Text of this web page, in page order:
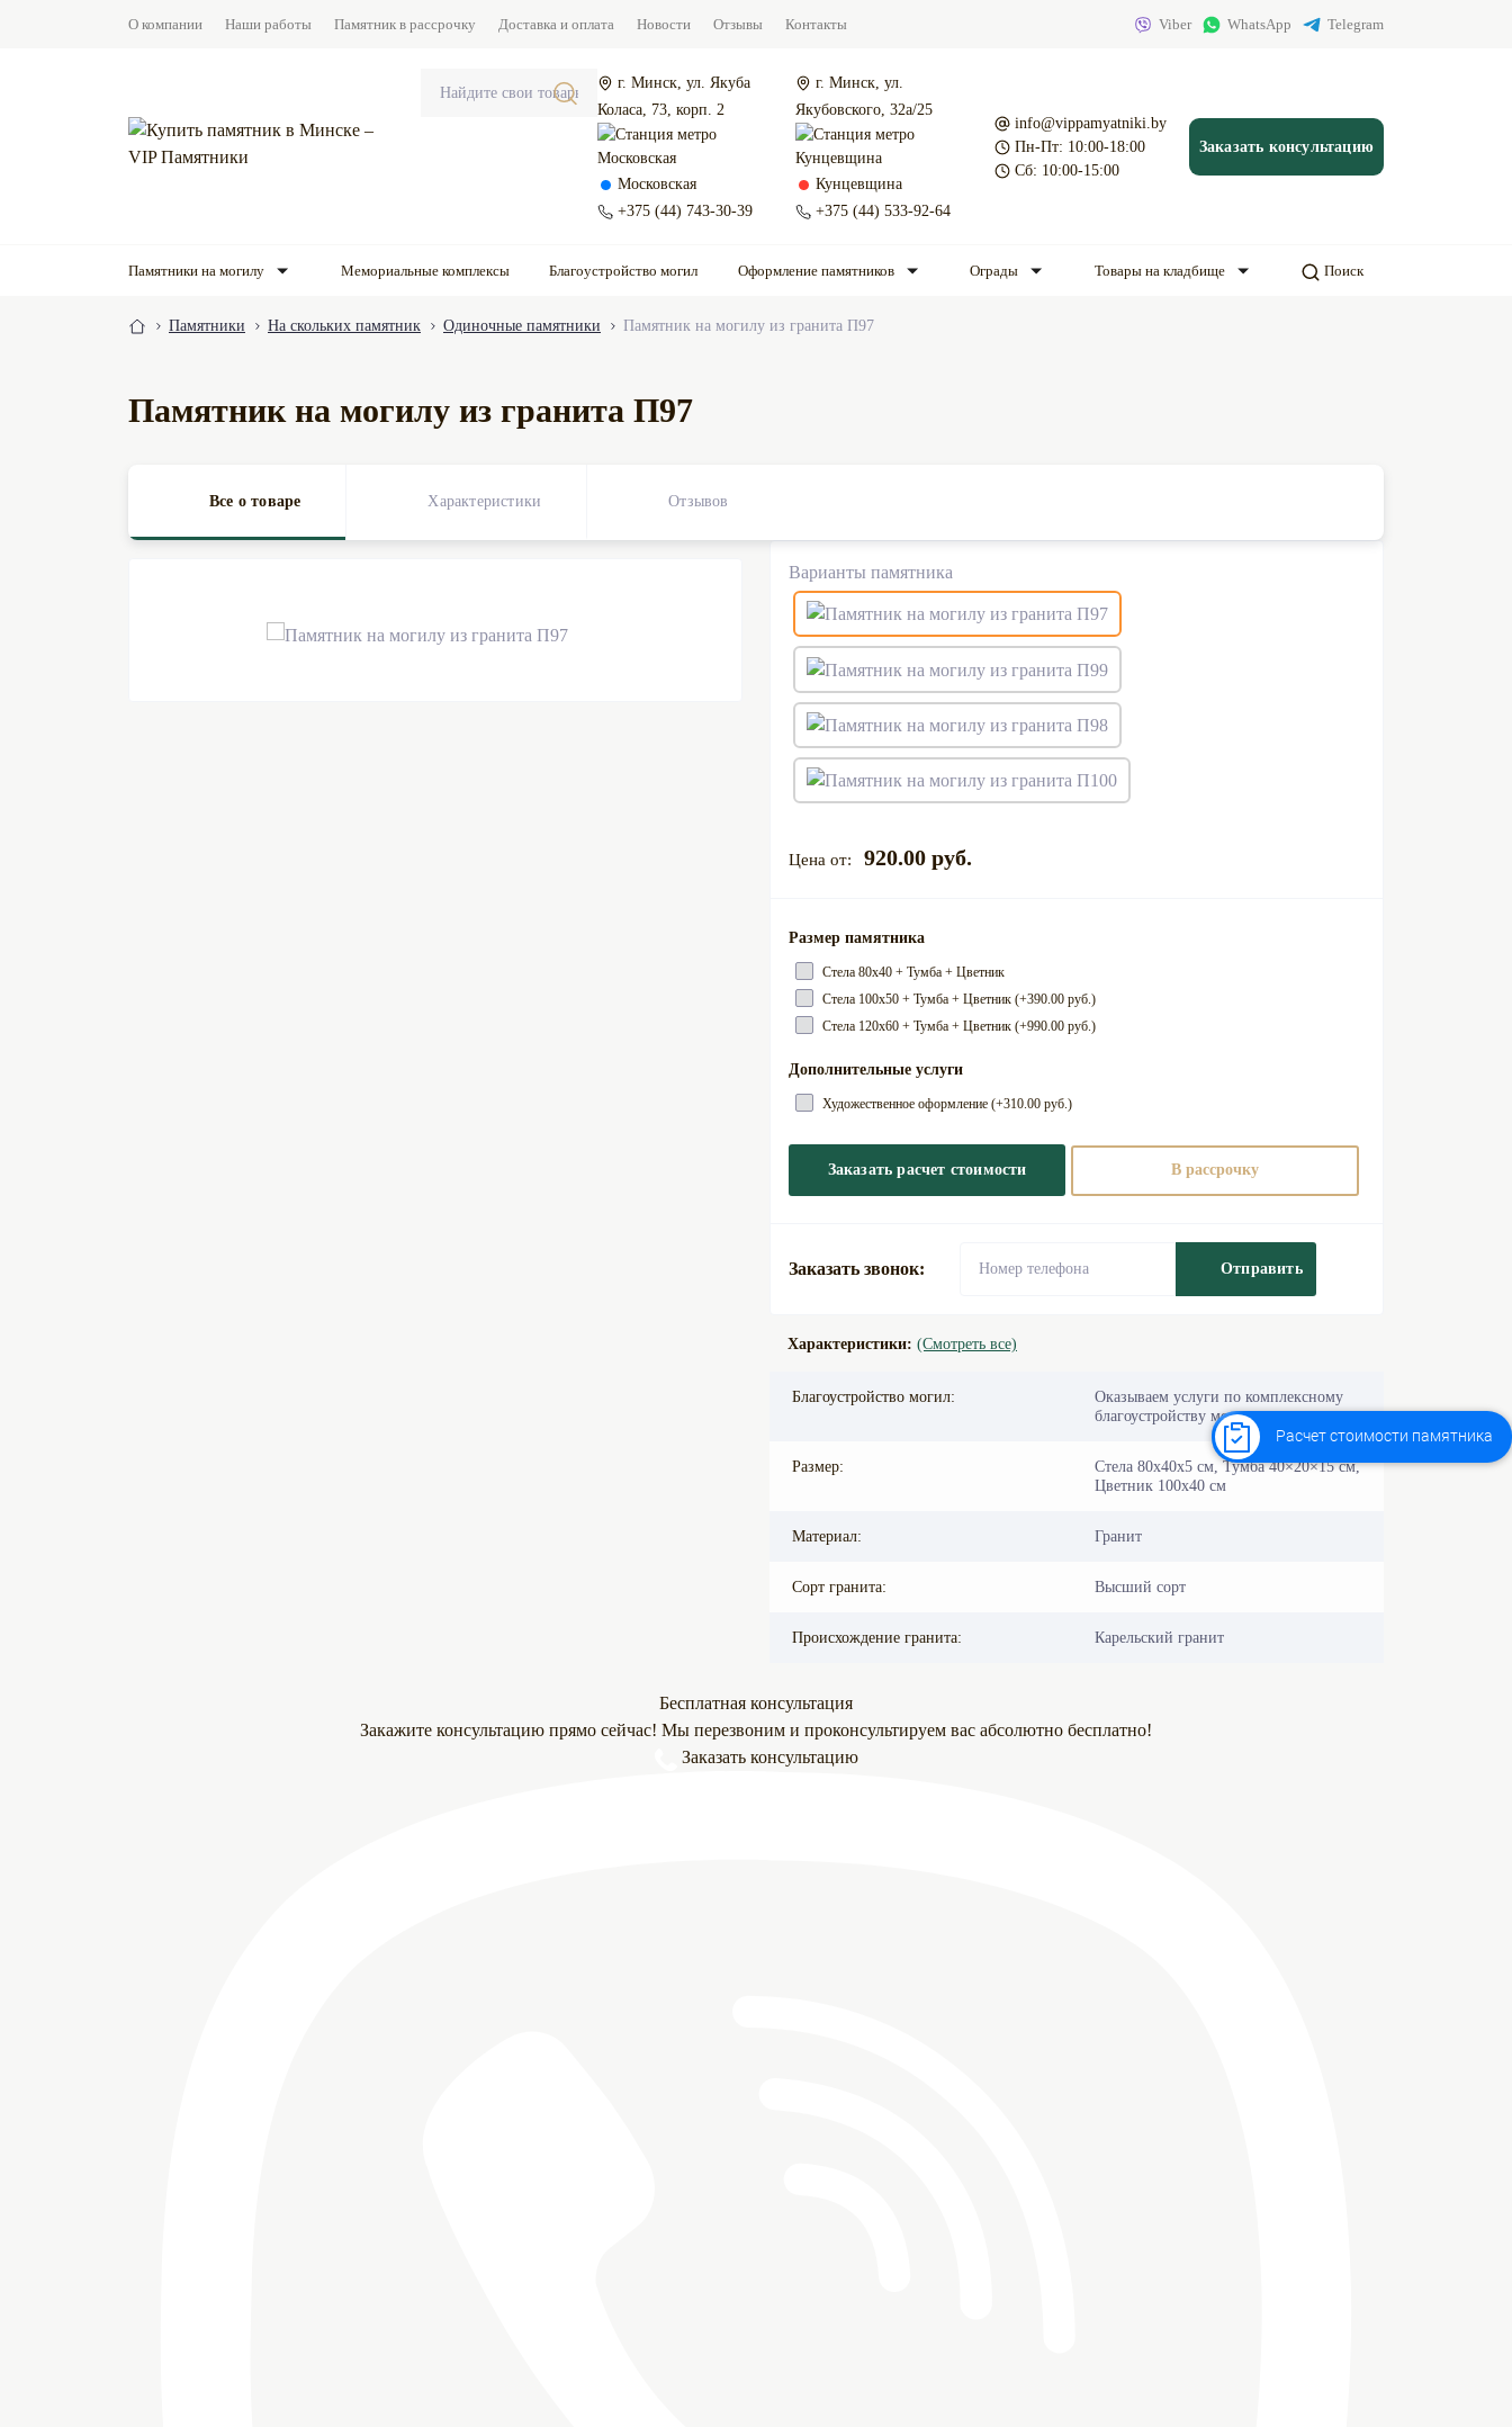
О компании Наши работы Памятник в рассрочку Доставка и оплата Новости Отзывы Контакты Viber WhatsApp Telegram
г. Минск, ул. Якуба
Коласа, 73, корп. 2
Московская
+375 (44) 743-30-39
г. Минск, ул.
Якубовского, 32а/25
Кунцевщина
+375 (44) 533-92-64
info@vippamyatniki.by
Пн-Пт: 10:00-18:00
Сб: 10:00-15:00
Заказать консультацию
Памятники на могилу Мемориальные комплексы Благоустройство могил Оформление памятников Ограды Товары на кладбище Поиск
Памятники На скольких памятник Одиночные памятники Памятник на могилу из гранита П97
Памятник на могилу из гранита П97
Все о товаре Характеристики Отзывов
Варианты памятника
920.00 руб.
Размер памятника
Cтела 80х40 + Тумба + Цветник
Cтела 100х50 + Тумба + Цветник (+390.00 руб.)
Cтела 120х60 + Тумба + Цветник (+990.00 руб.)
Дополнительные услуги
Художественное оформление (+310.00 руб.)
Заказать расчет стоимости В рассрочку
Заказать звонок: Отправить
Характеристики: (Смотреть все)
Благоустройство могил:
Оказываем услуги по комплексному
благоустройству могил «под ключ».
Размер:
Стела 80х40х5 см, Тумба 40×20×15 см,
Цветник 100х40 см
Материал: Гранит
Сорт гранита: Высший сорт
Происхождение гранита: Карельский гранит
Бесплатная консультация
Закажите консультацию прямо сейчас! Мы перезвоним и проконсультируем вас абсолютно бесплатно!
Заказать консультацию
Расчет стоимости памятника